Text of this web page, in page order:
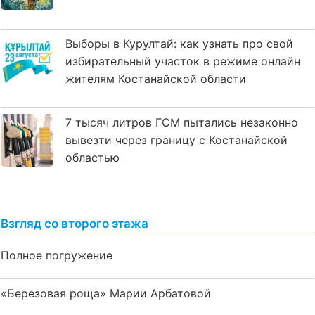
Выборы в Курултай: как узнать про свой
избирательный участок в режиме онлайн
жителям Костанайской области
7 тысяч литров ГСМ пытались незаконно
вывезти через границу с Костанайской
областью
Взгляд со второго этажа
Полное погружение
«Березовая роща» Марии Арбатовой